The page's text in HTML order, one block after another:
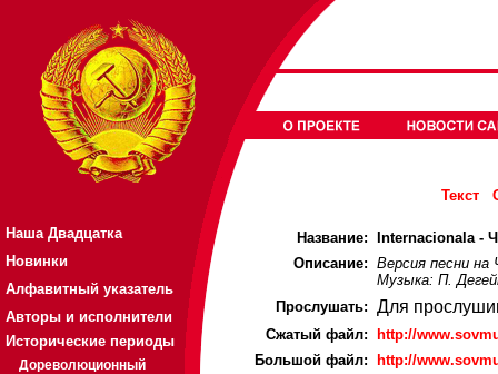
Наша Двадцатка
Новинки
Алфавитный указатель
Авторы и исполнители
Исторические периоды
Дореволюционный
Текст
Название:
Internacionala -
Описание: Версия песни на
Музыка: П.
Прослушать: Для
Cжатый файл:
http://
Большой файл:
http://